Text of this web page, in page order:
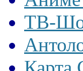
ТВ-